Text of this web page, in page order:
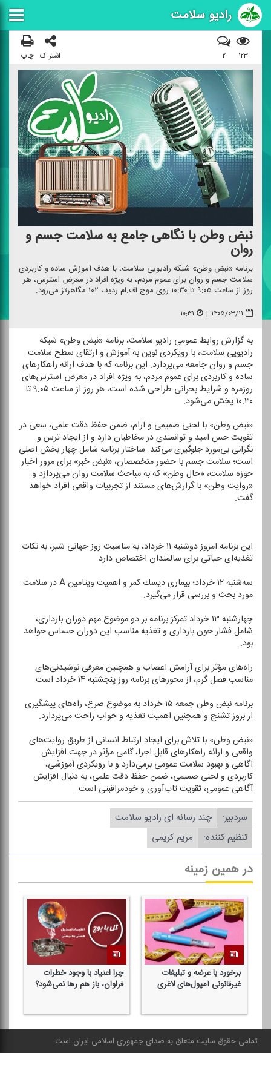
رادیو سلامت
۱۲۳ ۲ اشتراک چاپ
نبض وطن با نگاهی جامع به سلامت جسم و
روان
برنامه «نبض وطن» شبكه رادیویی سلامت، با هدف آموزش ساده و كاربردی
سلامت جسم و روان برای عموم مردم، به ویژه افراد در معرض استرس، هر
روز از ساعت ۹:۰۵ تا ۱۰:۳۰ روی موج اف.ام ردیف ۱۰۲ مگاهرتز می‌رود.
۱۴۰۵/۰۳/۱۱ | ۱۰:۳۱
به گزارش روابط عمومی رادیو سلامت، برنامه «نبض وطن» شبكه
رادیویی سلامت، با رویكردی نوین به آموزش و ارتقای سطح سلامت
جسم و روان جامعه می‌پردازد. این برنامه كه با هدف ارائه راهكارهای
ساده و كاربردی برای عموم مردم، به ویژه افراد در معرض استرس‌های
روزمره و شرایط بحرانی طراحی شده است، هر روز از ساعت ۹:۰۵ تا
۱۰:۳۰ پخش می‌شود.
«نبض وطن» با لحنی صمیمی و آرام، ضمن حفظ دقت علمی، سعی در
تقویت حس امید و توانمندی در مخاطبان دارد و از ایجاد ترس و
نگرانی بی‌مورد جلوگیری می‌كند. ساختار برنامه شامل چهار بخش اصلی
است؛ سلامت جسم با حضور متخصصان، «نبض خبر» برای مرور اخبار
حوزه سلامت، «حال وطن» كه به مباحث سلامت روان می‌پردازد و
«روایت وطن» با گزارش‌های مستند از تجربیات واقعی افراد خواهد
گفت.
این برنامه امروز دوشنبه ۱۱ خرداد، به مناسبت روز جهانی شیر، به نكات
تغذیه‌ای حیاتی برای سالمندان اختصاص دارد.
سه‌شنبه ۱۲ خرداد؛ بیماری دیسك كمر و اهمیت ویتامین A در سلامت
مورد بحث و بررسی قرار می‌گیرد.
چهارشنبه ۱۳ خرداد تمركز برنامه بر دو موضوع مهم دوران بارداری،
شامل فشار خون بارداری و تغذیه مناسب این دوران حساس خواهد
بود.
راه‌های مؤثر برای آرامش اعصاب و همچنین معرفی نوشیدنی‌های
مناسب فصل گرم، از محورهای برنامه روز پنجشنبه ۱۴ خرداد است.
برنامه نبض وطن جمعه ۱۵ خرداد به موضوع صرع، راه‌های پیشگیری
از بروز تشنج و همچنین اهمیت تغذیه و خواب راحت می‌پردازد.
«نبض وطن» با تلاش برای ایجاد ارتباط انسانی از طریق روایت‌های
واقعی و ارائه راهكارهای قابل اجرا، گامی مؤثر در جهت افزایش
آگاهی و بهبود سلامت عمومی برمی‌دارد و با رویكردی آموزشی،
كاربردی و لحنی صمیمی، ضمن حفظ دقت علمی، به دنبال افزایش
آگاهی عمومی، تقویت تاب‌آوری و خودمراقبتی است.
سردبیر:
چند رسانه ای رادیو سلامت
تنظیم كننده:
مریم كریمی
در همین زمینه
برخورد با عرضه و تبلیغات
غیرقانونی آمپول‌های لاغری
چرا اعتیاد با وجود خطرات
فراوان، باز هم رها نمی‌شود؟
تمامی حقوق سایت متعلق به صدای جمهوری اسلامی ایران است